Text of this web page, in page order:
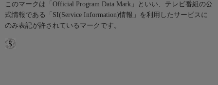
このマークは「Official Program Data Mark」といい、テレビ番組の公
式情報である「SI(Service Information)情報」を利用したサービスに
のみ表記が許されているマークです。